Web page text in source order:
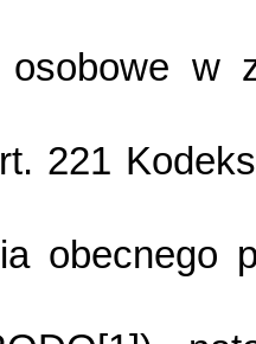
w
221
obecnego